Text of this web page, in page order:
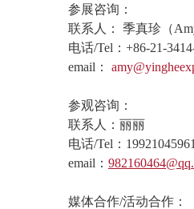
参展咨询：
联系人： 季真珍（
电话/Tel： +86-21-
email：
参观咨询：
联系人：丽丽
电话/Tel：19921045961
email：
媒体合作/活动合作：